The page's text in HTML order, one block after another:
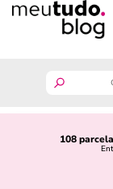
108
guia do